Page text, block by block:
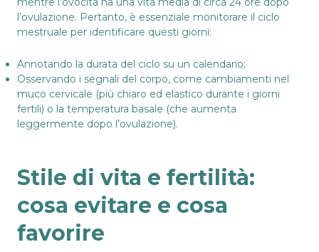
l’ovulazione. Pertanto, è essenziale monitorare il ciclo
mestruale per identificare questi giorni:
Annotando la durata del ciclo su un calendario;
Osservando i segnali del corpo, come cambiamenti nel
muco cervicale (più chiaro ed elastico durante i giorni
fertili) o la temperatura basale (che aumenta
leggermente dopo l’ovulazione).
Stile di vita e fertilità:
cosa evitare e cosa
favorire